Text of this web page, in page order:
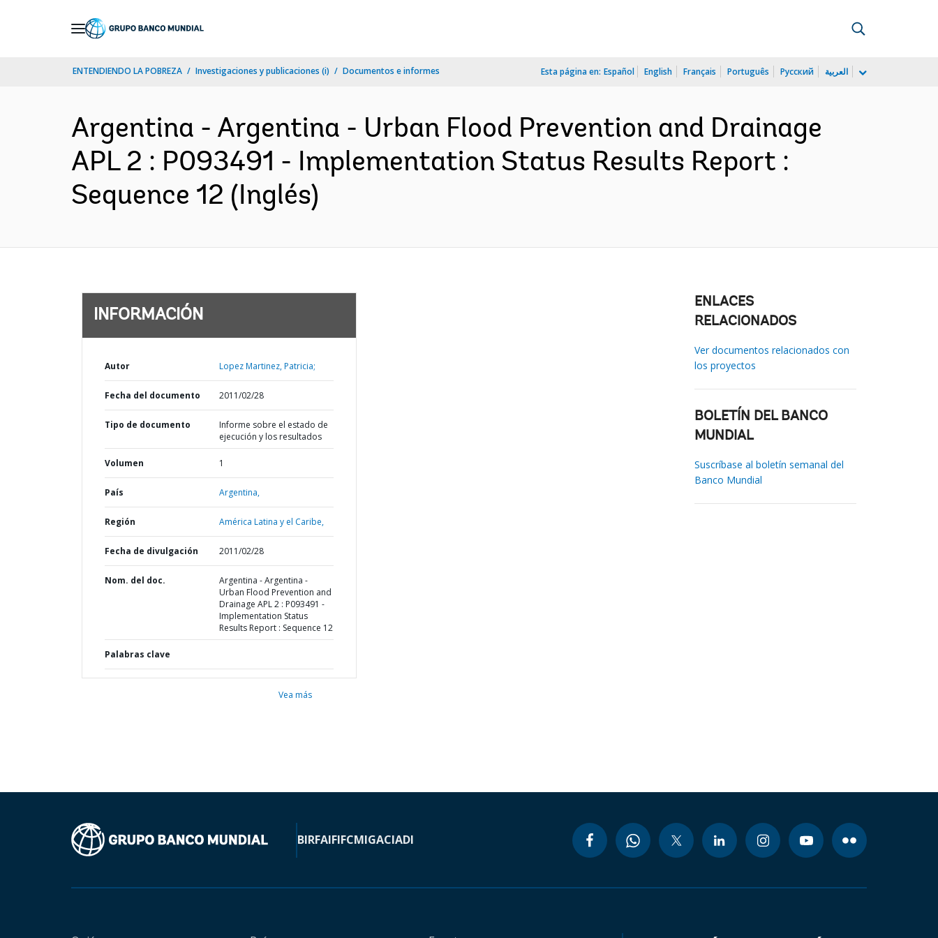
ENTENDIENDO LA POBREZA Investigaciones y publicaciones (i) Documentos e informes Esta página en: Español English Français Português Русский العربية
Argentina - Argentina - Urban Flood Prevention and Drainage
APL 2 : P093491 - Implementation Status Results Report :
Sequence 12 (Inglés)
INFORMACIÓN
Autor Lopez Martinez, Patricia;
Fecha del documento 2011/02/28
Tipo de documento
Informe sobre el estado de
ejecución y los resultados
Volumen 1
País Argentina,
Región América Latina y el Caribe,
Fecha de divulgación 2011/02/28
Nom. del doc.
Argentina - Argentina -
Urban Flood Prevention and
Drainage APL 2 : P093491 -
Implementation Status
Results Report : Sequence 12
Palabras clave
Vea más
ENLACES
RELACIONADOS
Ver documentos relacionados con
los proyectos
BOLETÍN DEL BANCO
MUNDIAL
Suscríbase al boletín semanal del
Banco Mundial
BIRFAIFIFCMIGACIADI